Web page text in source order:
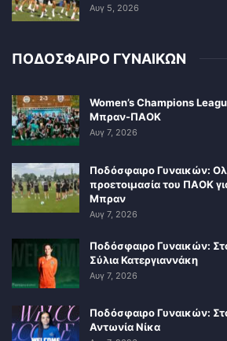
Αυγ 5, 2026
ΠΟΔΟΣΦΑΙΡΟ ΓΥΝΑΙΚΩΝ
Women’s Champions
Μπραν-ΠΑΟΚ
Αυγ 7, 2026
Ποδόσφαιρο Γυναικών:
προετοιμασία του ΠΑΟΚ
Μπραν
Αυγ 7, 2026
Ποδόσφαιρο Γυναικών:
Σύλια Κατεργιαννάκη
Αυγ 7, 2026
Ποδόσφαιρο Γυναικών:
Αντωνία Νίκα